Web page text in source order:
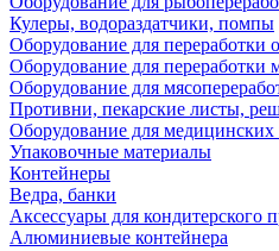
Кулеры, водораздатчики, помпы
Оборудование для переработки
Оборудование для переработки
Оборудование для
Противни, пекарские листы,
Оборудование для медицинских
Упаковочные материалы
Контейнеры
Ведра, банки
Аксессуары для кондитерского
Алюминиевые контейнера